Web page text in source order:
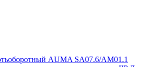
AUMA SA07.6/AM01.1